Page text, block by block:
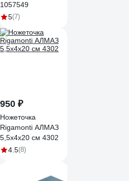
1057549
5(7)
950 ₽
Ножеточка
Rigamonti АЛМАЗ
5,5x4x20 см 4302
4.5(8)